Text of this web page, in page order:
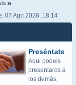
07 Ago 2026, 18:14
Preséntate
Aqui podeis
presentaros a
los demás,